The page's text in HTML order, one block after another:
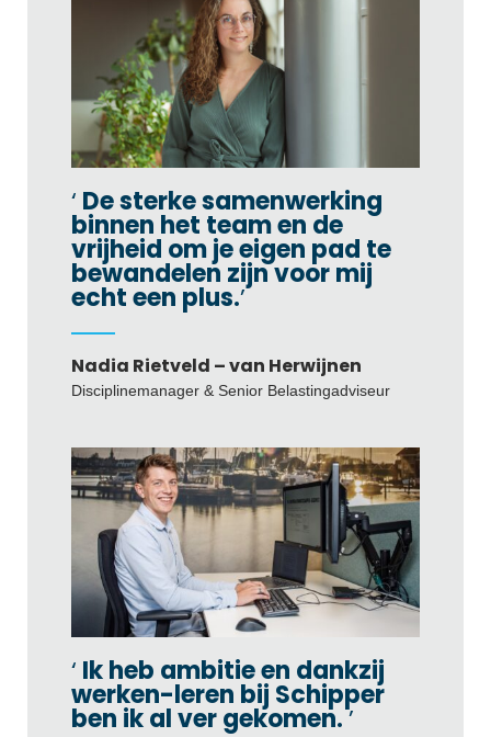
De sterke samenwerking
binnen het team en de
vrijheid om je eigen pad te
bewandelen zijn voor mij
echt een plus.
Nadia Rietveld – van Herwijnen
Disciplinemanager & Senior Belastingadviseur
Ik heb ambitie en dankzij
werken-leren bij Schipper
ben ik al ver gekomen.